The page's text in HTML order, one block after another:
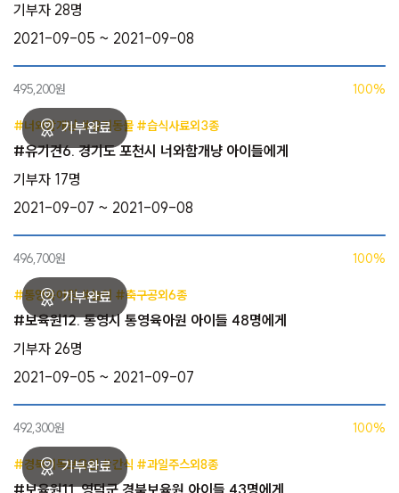
기부자 28명
2021-09-05 ~ 2021-09-08
495,200원 100%
#너와함개냥 #유기동물 #습식사료외3종
#유기견6. 경기도 포천시 너와함개냥 아이들에게
기부자 17명
2021-09-07 ~ 2021-09-08
496,700원 100%
#통영육아원 #놀이 #축구공외6종
#보육원12. 통영시 통영육아원 아이들 48명에게
기부자 26명
2021-09-05 ~ 2021-09-07
492,300원 100%
#경북기독보육원 #간식 #과일주스외8종
#보육원11. 영덕군 경북보육원 아이들 43명에게